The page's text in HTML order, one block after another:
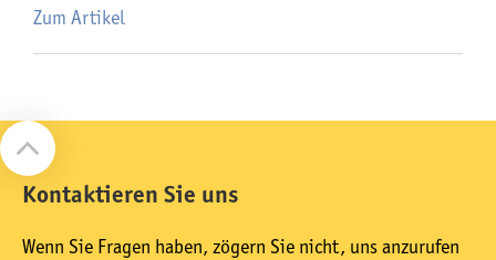
Zum Artikel
Kontaktieren Sie uns
Wenn Sie Fragen haben, zögern Sie nicht, uns anzurufen